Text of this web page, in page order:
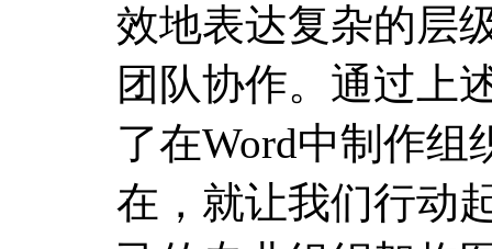
效地表达复杂的层
团队协作。通过上
了在Word中制作组
在，就让我们行动